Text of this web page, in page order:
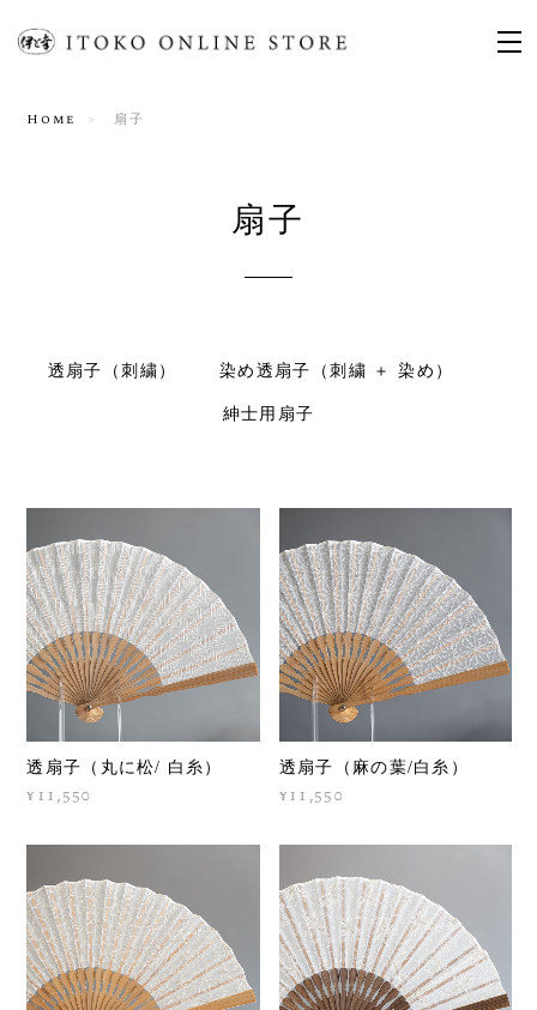
Home 扇子
扇子
透扇子（刺繍）
染め透扇子（刺繍 ＋ 染め）
紳士用扇子
透扇子（丸に松/ 白糸）
¥11,550
透扇子（麻の葉/白糸）
¥11,550